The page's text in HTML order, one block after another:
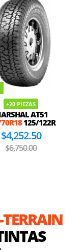
+20 PIEZAS
AT51
125/122R
$4,252.50
$6,750.00